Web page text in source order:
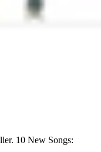
10 New Songs: